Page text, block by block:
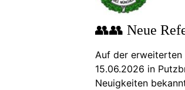
👥👥 Neue
Auf der erweiterten
15.06.2026 in
Neuigkeiten